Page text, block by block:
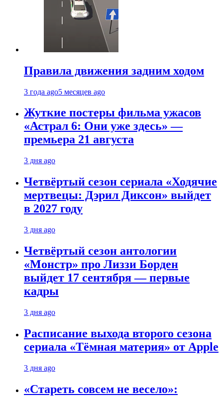
Правила движения задним ходом
3 года ago5 месяцев ago
Жуткие постеры фильма ужасов
«Астрал 6: Они уже здесь» —
премьера 21 августа
3 дня ago
Четвёртый сезон сериала «Ходячие
мертвецы: Дэрил Диксон» выйдет
в 2027 году
3 дня ago
Четвёртый сезон антологии
«Монстр» про Лиззи Борден
выйдет 17 сентября — первые
кадры
3 дня ago
Расписание выхода второго сезона
сериала «Тёмная материя» от Apple
3 дня ago
«Стареть совсем не весело»: